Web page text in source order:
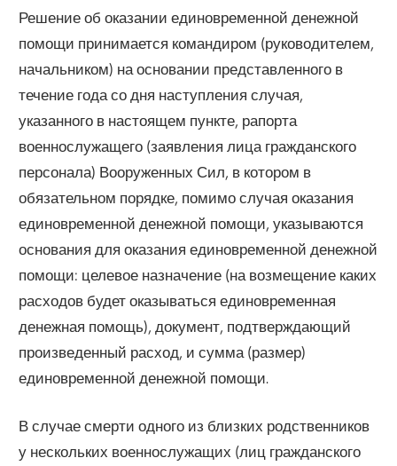
Решение об оказании единовременной денежной
помощи принимается командиром (руководителем,
начальником) на основании представленного в
течение года со дня наступления случая,
указанного в настоящем пункте, рапорта
военнослужащего (заявления лица гражданского
персонала) Вооруженных Сил, в котором в
обязательном порядке, помимо случая оказания
единовременной денежной помощи, указываются
основания для оказания единовременной денежной
помощи: целевое назначение (на возмещение каких
расходов будет оказываться единовременная
денежная помощь), документ, подтверждающий
произведенный расход, и сумма (размер)
единовременной денежной помощи.
В случае смерти одного из близких родственников
у нескольких военнослужащих (лиц гражданского